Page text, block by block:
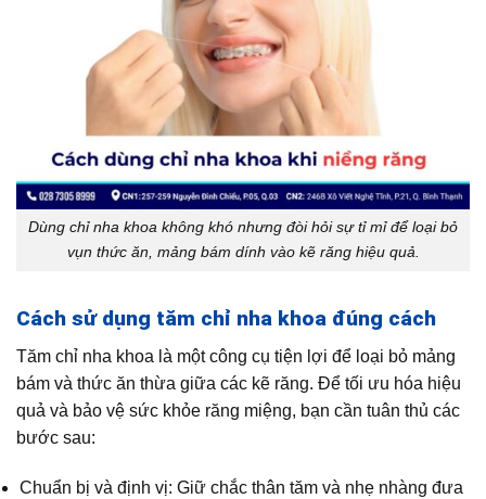
Dùng chỉ nha khoa không khó nhưng đòi hỏi sự tỉ mỉ để loại bỏ
vụn thức ăn, mảng bám dính vào kẽ răng hiệu quả.
Cách sử dụng tăm chỉ nha khoa đúng cách
Tăm chỉ nha khoa là một công cụ tiện lợi để loại bỏ mảng
bám và thức ăn thừa giữa các kẽ răng. Để tối ưu hóa hiệu
quả và bảo vệ sức khỏe răng miệng, bạn cần tuân thủ các
bước sau:
Chuẩn bị và định vị: Giữ chắc thân tăm và nhẹ nhàng đưa